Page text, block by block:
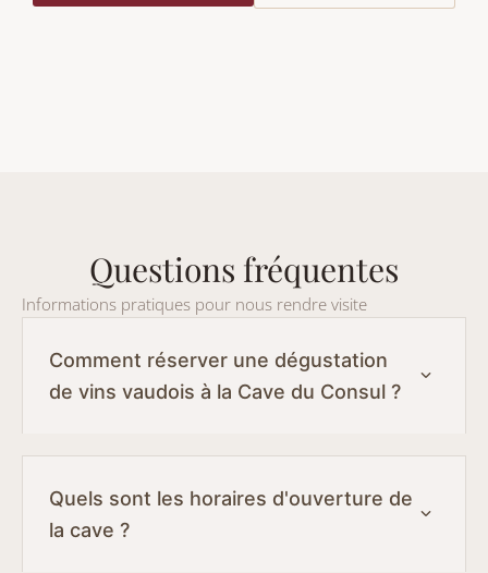
Questions fréquentes
Informations pratiques pour nous rendre visite
Comment réserver une dégustation
de vins vaudois à la Cave du Consul ?
Quels sont les horaires d'ouverture de
la cave ?